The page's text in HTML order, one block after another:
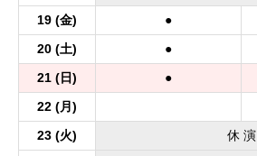
19 (金)
●
20 (土) ●
21 (日)
●
22 (月)
23 (火) 休演